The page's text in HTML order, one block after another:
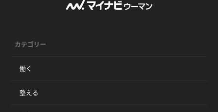
カテゴリー
働く
整える